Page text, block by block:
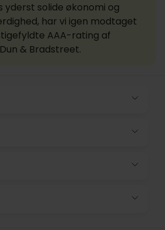
yderst solide økonomi og
har vi igen modtaget
AAA-rating af
& Bradstreet.